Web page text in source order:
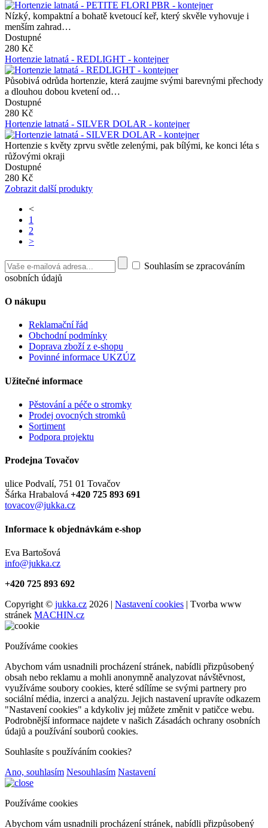
Nízký, kompaktní a bohatě kvetoucí keř, který skvěle vyhovuje i
menším zahrad…
Dostupné
280 Kč
Hortenzie latnatá - REDLIGHT - kontejner
Působivá odrůda hortenzie, která zaujme svými barevnými přechody
a dlouhou dobou kvetení od…
Dostupné
280 Kč
Hortenzie latnatá - SILVER DOLAR - kontejner
Hortenzie s květy zprvu světle zelenými, pak bílými, ke konci léta s
růžovými okraji
Dostupné
280 Kč
Zobrazit další produkty
<
1
2
>
Souhlasím se zpracováním
osobních údajů
O nákupu
Reklamační řád
Obchodní podmínky
Doprava zboží z e-shopu
Povinné informace UKZÚZ
Užitečné informace
Pěstování a péče o stromky
Prodej ovocných stromků
Sortiment
Podpora projektu
Prodejna Tovačov
ulice Podvalí, 751 01 Tovačov
Šárka Hrabalová +420 725 893 691
tovacov@jukka.cz
Informace k objednávkám e-shop
Eva Bartošová
info@jukka.cz
+420 725 893 692
Copyright © jukka.cz 2026 | Nastavení cookies | Tvorba www
stránek MACHIN.cz
Používáme cookies
Abychom vám usnadnili procházení stránek, nabídli přizpůsobený
obsah nebo reklamu a mohli anonymně analyzovat návštěvnost,
využíváme soubory cookies, které sdílíme se svými partnery pro
sociální média, inzerci a analýzu. Jejich nastavení upravíte odkazem
"Nastavení cookies" a kdykoliv jej můžete změnit v patičce webu.
Podrobnější informace najdete v našich Zásadách ochrany osobních
údajů a používání souborů cookies.
Souhlasíte s používáním cookies?
Ano, souhlasím Nesouhlasím Nastavení
Používáme cookies
Abychom vám usnadnili procházení stránek, nabídli přizpůsobený